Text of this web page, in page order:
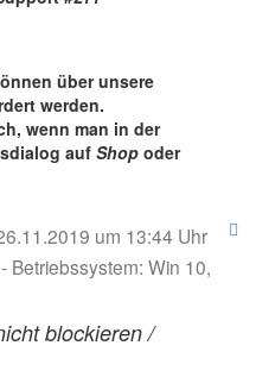
über unsere
werden.
wenn man in der
auf Shop oder
um 13:44 Uhr
Betriebssystem: Win 10,
blockieren /